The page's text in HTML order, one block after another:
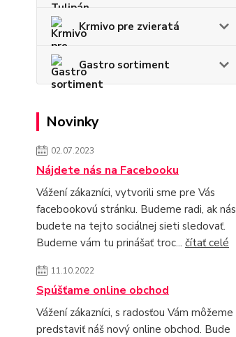
Krmivo pre zvieratá
Gastro sortiment
Novinky
02.07.2023
Nájdete nás na Facebooku
Vážení zákazníci, vytvorili sme pre Vás
facebookovú stránku. Budeme radi, ak nás
budete na tejto sociálnej sieti sledovať.
Budeme vám tu prinášať troc... čítať celé
11.10.2022
Spúšťame online obchod
Vážení zákazníci, s radosťou Vám môžeme
predstaviť náš nový online obchod. Bude